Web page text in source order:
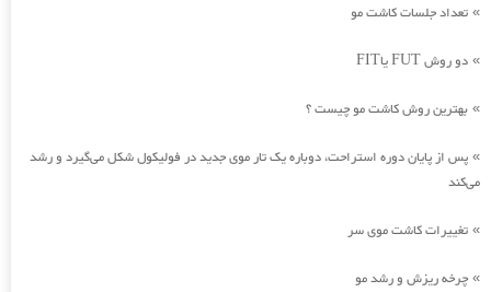
» تعداد جلسات کاشت مو
» دو روش FUT یاFIT
» بهترین روش کاشت مو چیست ؟
» پس از پایان دوره استراحت، دوباره یک تار موی جدید در فولیکول شکل می‌گیرد و رشد
می‌کند
» تغییرات کاشت موی سر
» چرخه ریزش و رشد مو